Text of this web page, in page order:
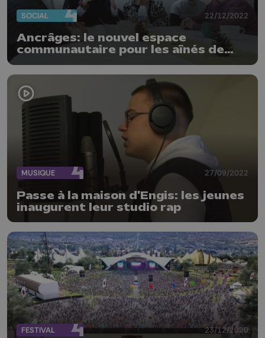
SOCIAL 22/12/2022
Ancrâges: le nouvel espace
communautaire pour les aînés de
MUSIQUE 27/09/2022
Passe à la maison d'Engis: les jeunes
inaugurent leur studio rap
FESTIVAL 23/12/2020